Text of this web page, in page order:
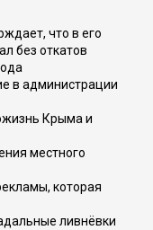
что в его
без откатов
в администрации
Крыма и
местного
которая
ливнёвки